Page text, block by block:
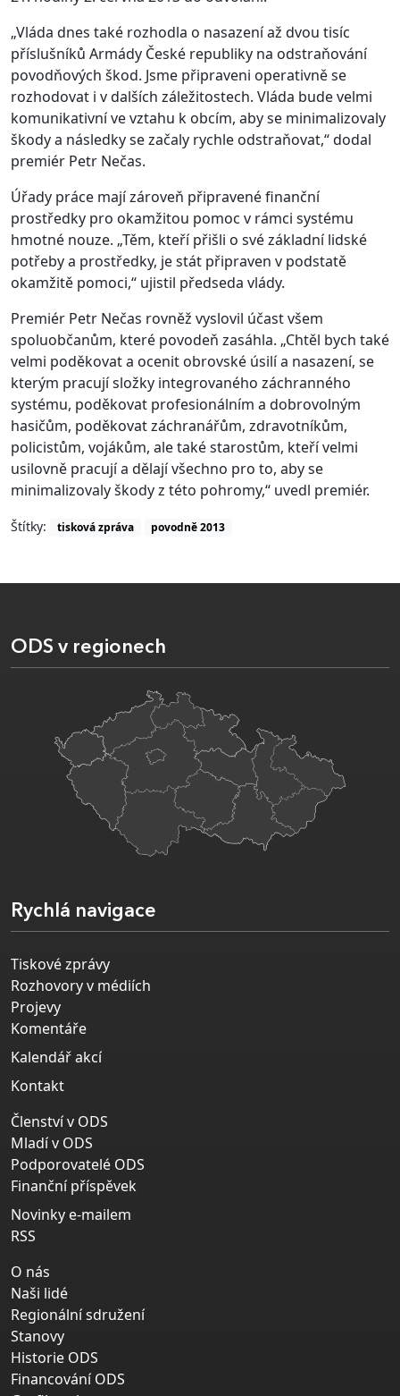
„Vláda dnes také rozhodla o nasazení až dvou tisíc
příslušníků Armády České republiky na odstraňování
povodňových škod. Jsme připraveni operativně se
rozhodovat i v dalších záležitostech. Vláda bude velmi
komunikativní ve vztahu k obcím, aby se minimalizovaly
škody a následky se začaly rychle odstraňovat,“ dodal
premiér Petr Nečas.
Úřady práce mají zároveň připravené finanční
prostředky pro okamžitou pomoc v rámci systému
hmotné nouze. „Těm, kteří přišli o své základní lidské
potřeby a prostředky, je stát připraven v podstatě
okamžitě pomoci,“ ujistil předseda vlády.
Premiér Petr Nečas rovněž vyslovil účast všem
spoluobčanům, které povodeň zasáhla. „Chtěl bych také
velmi poděkovat a ocenit obrovské úsilí a nasazení, se
kterým pracují složky integrovaného záchranného
systému, poděkovat profesionálním a dobrovolným
hasičům, poděkovat záchranářům, zdravotníkům,
policistům, vojákům, ale také starostům, kteří velmi
usilovně pracují a dělají všechno pro to, aby se
minimalizovaly škody z této pohromy,“ uvedl premiér.
Štítky: tisková zpráva povodně 2013
ODS v regionech
Rychlá navigace
Tiskové zprávy
Rozhovory v médiích
Projevy
Komentáře
Kalendář akcí
Kontakt
Členství v ODS
Mladí v ODS
Podporovatelé ODS
Finanční příspěvek
Novinky e-mailem
RSS
O nás
Naši lidé
Regionální sdružení
Stanovy
Historie ODS
Financování ODS